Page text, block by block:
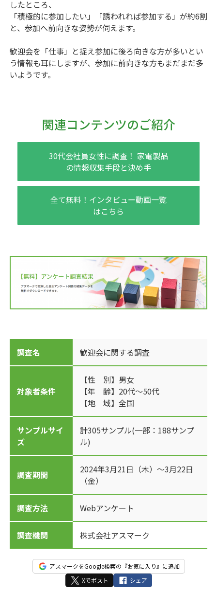
したところ、
「積極的に参加したい」「誘われれば参加する」が約6割
と、参加へ前向きな姿勢が伺えます。
歓迎会を「仕事」と捉え参加に後ろ向きな方が多いとい
う情報も耳にしますが、参加に前向きな方もまだまだ多
いようです。
関連コンテンツのご紹介
30代会社員女性に調査！ 家電製品
の情報収集手段と決め手
全て無料！インタビュー動画一覧
はこちら
調査名 歓迎会に関する調査
対象者条件
【性 別】男女
【年 齢】20代～50代
【地 域】全国
サンプルサイ
ズ
計305サンプル(一部：188サンプ
ル)
調査期間
2024年3月21日（木）～3月22日
（金）
調査方法 Webアンケート
調査機関 株式会社アスマーク
アスマークをGoogle検索の『お気に入り』に追加
Xでポスト
シェア